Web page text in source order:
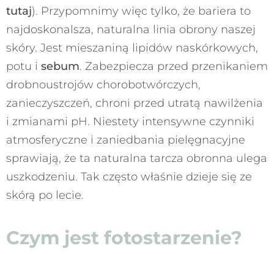
tutaj). Przypomnimy więc tylko, że bariera to
najdoskonalsza, naturalna linia obrony naszej
skóry. Jest mieszaniną lipidów naskórkowych,
potu i sebum. Zabezpiecza przed przenikaniem
drobnoustrojów chorobotwórczych,
zanieczyszczeń, chroni przed utratą nawilżenia
i zmianami pH. Niestety intensywne czynniki
atmosferyczne i zaniedbania pielęgnacyjne
sprawiają, że ta naturalna tarcza obronna ulega
uszkodzeniu. Tak często właśnie dzieje się ze
skórą po lecie.
Czym jest fotostarzenie?